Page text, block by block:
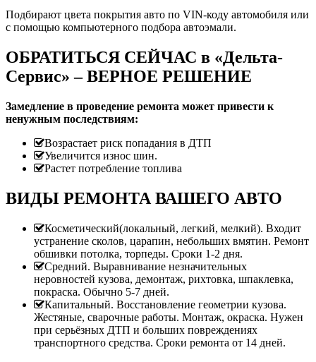
Подбирают цвета покрытия авто по VIN-коду автомобиля или
с помощью компьютерного подбора автоэмали.
ОБРАТИТЬСЯ СЕЙЧАС в «Дельта-
Сервис» – ВЕРНОЕ РЕШЕНИЕ
Замедление в проведение ремонта может привести к
ненужным последствиям:
Возрастает риск попадания в ДТП
Увеличится износ шин.
Растет потребление топлива
ВИДЫ РЕМОНТА ВАШЕГО АВТО
Косметический(локальный, легкий, мелкий). Входит
устранение сколов, царапин, небольших вмятин. Ремонт
обшивки потолка, торпеды. Сроки 1-2 дня.
Средний. Выравнивание незначительных
неровностей кузова, демонтаж, рихтовка, шпаклевка,
покраска. Обычно 5-7 дней.
Капитальный. Восстановление геометрии кузова.
Жестяные, сварочные работы. Монтаж, окраска. Нужен
при серьёзных ДТП и больших повреждениях
транспортного средства. Сроки ремонта от 14 дней.